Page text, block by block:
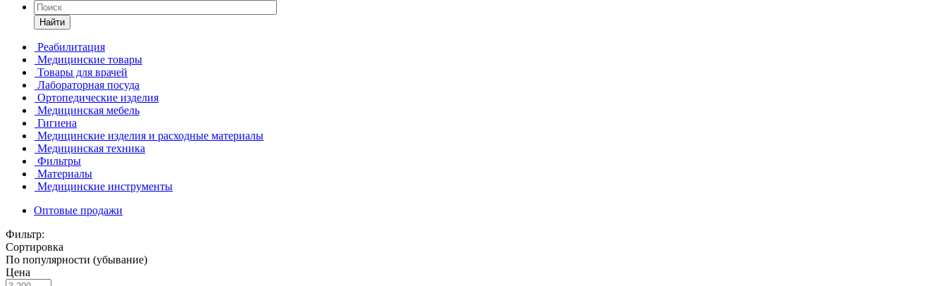
Найти
Реабилитация
Медицинские товары
Товары для врачей
Лабораторная посуда
Ортопедические изделия
Медицинская мебель
Гигиена
Медицинские изделия и расходные материалы
Медицинская техника
Фильтры
Материалы
Медицинские инструменты
Оптовые продажи
Фильтр:
Сортировка
По популярности (убывание)
Цена